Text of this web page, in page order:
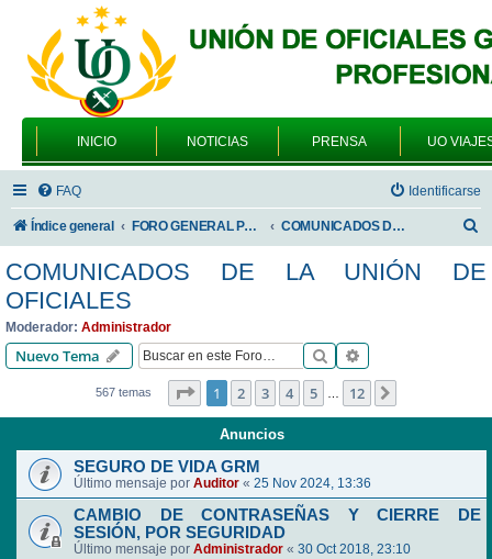
INICIO NOTICIAS PRENSA UO
FAQ Identificarse
Índice general FORO GENERAL PARA TODOS LOS USUARIOS COMUNICADOS DE LA UNIÓN DE OFICIALES
s
COMUNICADOS DE LA UNIÓN DE
OFICIALES
Moderador: Administrador
Nuevo Tema Buscar
567 temas Página de 12
1 2 3 4 5 … 12
Anuncios
SEGURO DE VIDA GRM
Último mensaje por Auditor « 25 Nov 2024, 13:36
CAMBIO DE CONTRASEÑAS Y CIERRE DE
SESIÓN, POR SEGURIDAD
Último mensaje por Administrador « 30 Oct 2018, 23:10